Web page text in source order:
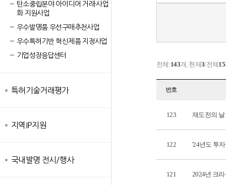
탄소중립분야 아이디어 거래·사업
화 지원사업
우수발명품 우선구매추천사업
우수특허기반 혁신제품 지정사업
기업성장응답센터
특허기술거래평가
지역IP지원
국내발명 전시/행사
전체:143개, 현재3/전체15
번호
123 재도전의 날
122 '24년도 투
121 2024년 크